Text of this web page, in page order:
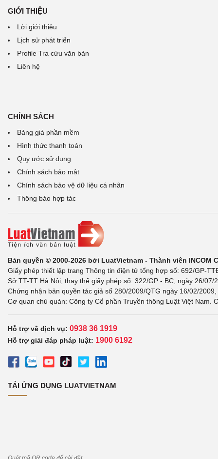
GIỚI THIỆU
Lời giới thiệu
Lịch sử phát triển
Profile Tra cứu văn bản
Liên hệ
CHÍNH SÁCH
Bảng giá phần mềm
Hình thức thanh toán
Quy ước sử dụng
Chính sách bảo mật
Chính sách bảo vệ dữ liệu cá nhân
Thông báo hợp tác
Bản quyền © 2000-2026 bởi LuatVietnam - Thành viên INCOM
Giấy phép thiết lập trang Thông tin điện tử tổng hợp số: 692/GP-
Sở TT-TT Hà Nội, thay thế giấy phép số: 322/GP - BC, ngày 26/
Chứng nhận bản quyền tác giả số 280/2009/QTG ngày 16/02/
Cơ quan chủ quản: Công ty Cổ phần Truyền thông Luật Việt Nam.
Hỗ trợ về dịch vụ: 0938 36 1919
Hỗ trợ giải đáp pháp luật: 1900 6192
TẢI ỨNG DỤNG LUATVIETNAM